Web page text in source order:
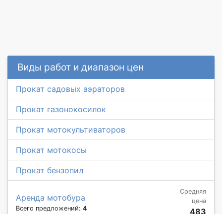
Виды работ и диапазон цен
Прокат садовых аэраторов
Прокат газонокосилок
Прокат мотокультиваторов
Прокат мотокосы
Прокат бензопил
Аренда мотобура
Всего предложений: 4
Средняя
цена
483